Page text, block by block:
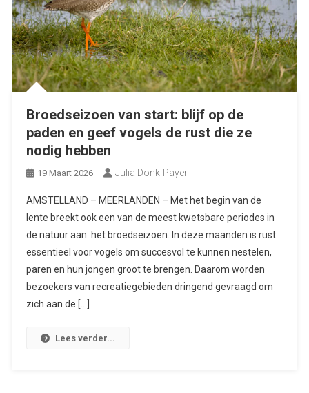
Broedseizoen van start: blijf op de
paden en geef vogels de rust die ze
nodig hebben
19 Maart 2026 Julia Donk-Payer
AMSTELLAND – MEERLANDEN – Met het begin van de
lente breekt ook een van de meest kwetsbare periodes in
de natuur aan: het broedseizoen. In deze maanden is rust
essentieel voor vogels om succesvol te kunnen nestelen,
paren en hun jongen groot te brengen. Daarom worden
bezoekers van recreatiegebieden dringend gevraagd om
zich aan de […]
Lees verder...